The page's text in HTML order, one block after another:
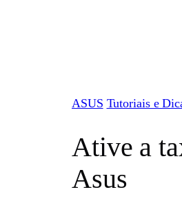
ASUS Tutoriais e
Ative a
Asus